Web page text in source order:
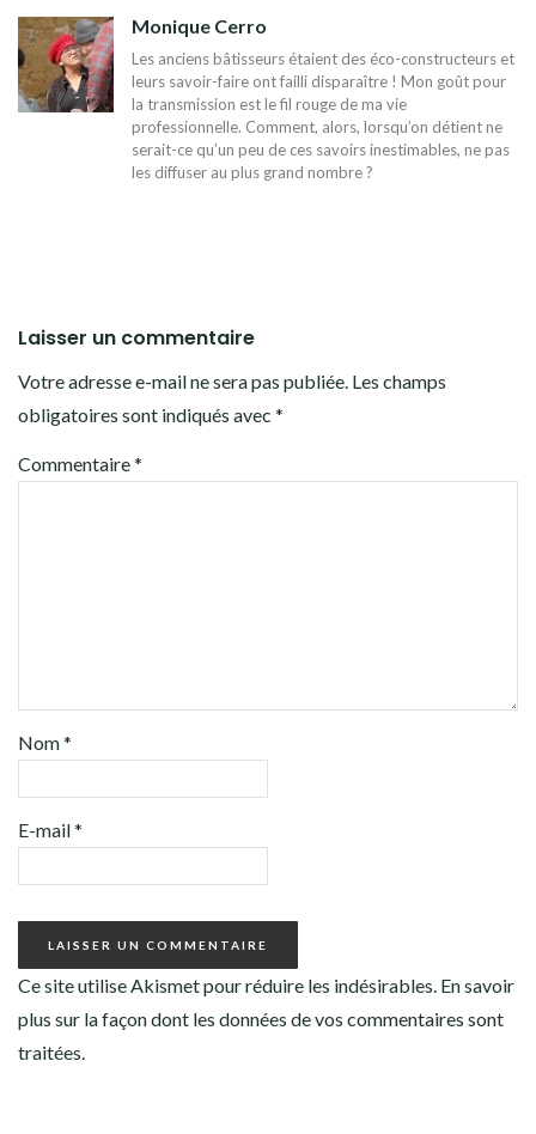
Monique Cerro
Les anciens bâtisseurs étaient des éco-constructeurs et
leurs savoir-faire ont failli disparaître ! Mon goût pour
la transmission est le fil rouge de ma vie
professionnelle. Comment, alors, lorsqu’on détient ne
serait-ce qu’un peu de ces savoirs inestimables, ne pas
les diffuser au plus grand nombre ?
Laisser un commentaire
Votre adresse e-mail ne sera pas publiée. Les champs
obligatoires sont indiqués avec *
Commentaire*
Nom*
E-mail*
Ce site utilise Akismet pour réduire les indésirables. En savoir
plus sur la façon dont les données de vos commentaires sont
traitées.